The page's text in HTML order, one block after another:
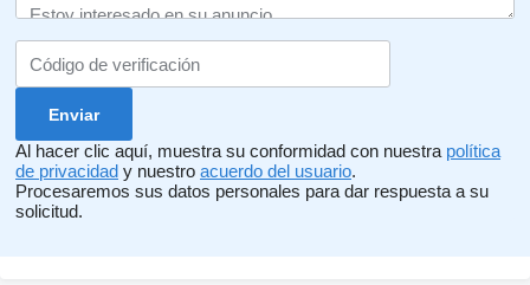
Al hacer clic aquí, muestra su conformidad con nuestra política
de privacidad y nuestro acuerdo del usuario.
Procesaremos sus datos personales para dar respuesta a su
solicitud.